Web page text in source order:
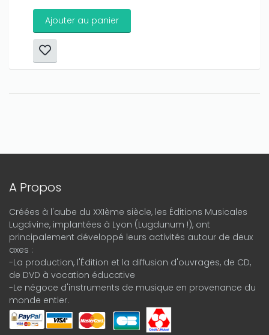
Ajouter au panier
A Propos
Créées à l'aube du XXIème siècle, les Éditions Musicales
Lugdivine, implantées à Lyon (Lugdunum !), ont
principalement développé leurs activités autour de deux
axes :
-La production, l'Édition et la diffusion d'ouvrages, de CD,
de DVD à vocation éducative
-Le négoce d'instruments de musique en provenance du
monde entier.